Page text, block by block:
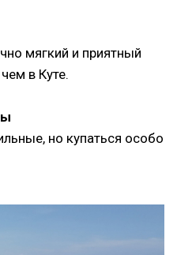
мягкий и приятный
в Куте.
но купаться особо